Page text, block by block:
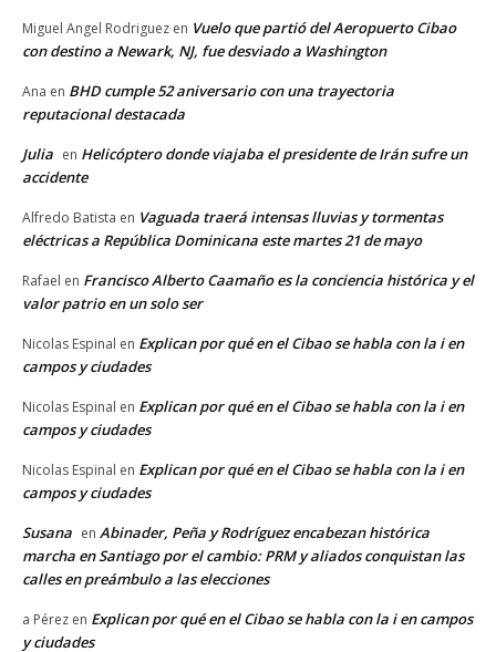
Miguel Angel Rodriguez en Vuelo que partió del Aeropuerto Cibao
con destino a Newark, NJ, fue desviado a Washington
Ana en BHD cumple 52 aniversario con una trayectoria
reputacional destacada
Julia en Helicóptero donde viajaba el presidente de Irán sufre un
accidente
Alfredo Batista en Vaguada traerá intensas lluvias y tormentas
eléctricas a República Dominicana este martes 21 de mayo
Rafael en Francisco Alberto Caamaño es la conciencia histórica y el
valor patrio en un solo ser
Nicolas Espinal en Explican por qué en el Cibao se habla con la i en
campos y ciudades
Nicolas Espinal en Explican por qué en el Cibao se habla con la i en
campos y ciudades
Nicolas Espinal en Explican por qué en el Cibao se habla con la i en
campos y ciudades
Susana en Abinader, Peña y Rodríguez encabezan histórica
marcha en Santiago por el cambio: PRM y aliados conquistan las
calles en preámbulo a las elecciones
a Pérez en Explican por qué en el Cibao se habla con la i en campos
y ciudades